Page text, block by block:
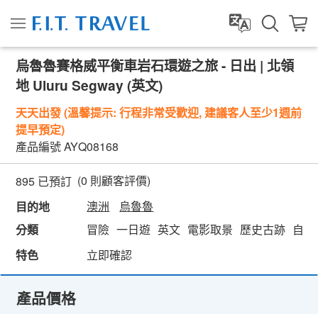
烏魯魯賽格威平衡車岩石環遊之旅 - 日出 | 北領
地 Uluru Segway (英文)
天天出發 (溫馨提示: 行程非常受歡迎, 建議客人至少1週前
提早預定)
產品編號AYQ08168
895 已預訂 (0 則顧客評價)
目的地
澳洲
烏魯魯
分類
冒險 一日遊 英文 電影取景 歷史古跡 自
特色
立即確認
產品價格